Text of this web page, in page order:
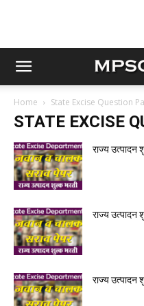
Home State Excise Question
STATE EXCISE
राज्य उत्पादन
राज्य उत्पादन
राज्य उत्पादन